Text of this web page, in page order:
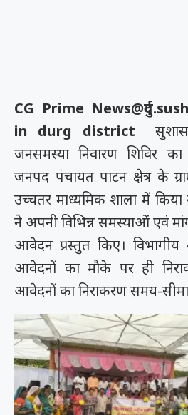
CG Prime
in durg district
जनसमस्या निवारण शिविर
जनपद पंचायत पाटन क्षेत्र के
उच्चतर माध्यमिक शाला में किया
ने अपनी विभिन्न समस्याओं एवं
आवेदन प्रस्तुत किए। विभागीय
आवेदनों का मौके पर ही
आवेदनों का निराकरण समय-